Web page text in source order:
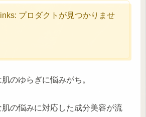
プロダクトが見つかりませ
のゆらぎに悩みがち。
の悩みに対応した成分美容が流